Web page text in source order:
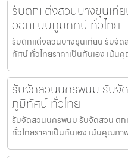
รับตกแต่งสวนบางขุนเที
ออกแบบภูมิทัศน์ ทั่วไทย
รับตกแต่งสวนบางขุนเทียน รับจั
ทัศน์ ทั่วไทยราคาเป็นกันเอง เน้
รับจัดสวนนครพนม รับจั
ภูมิทัศน์ ทั่วไทย
รับจัดสวนนครพนม รับจัดสวน ต
ทั่วไทยราคาเป็นกันเอง เน้นคุณภ